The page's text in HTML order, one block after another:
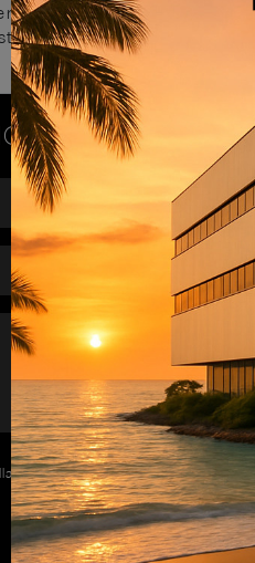
vari per stile,
gradevole.
PREZZO
Privacy Policy